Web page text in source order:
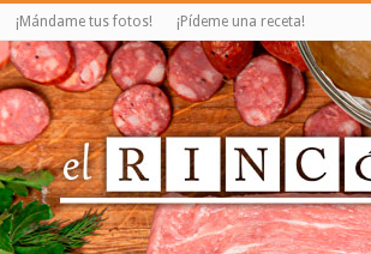
¡Mándame tus fotos! ¡Pídeme una receta!